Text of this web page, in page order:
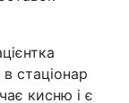
стаціонар
кисню і є